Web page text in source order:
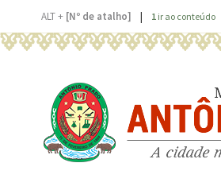
ALT + [Nº de atalho] | 1 ir ao conteúdo